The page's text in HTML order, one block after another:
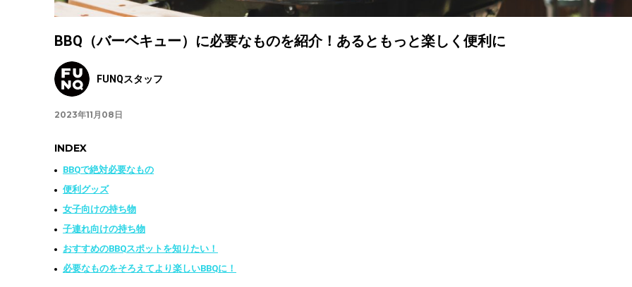
BBQ（バーベキュー）に必要なものを紹介！あるともっと楽しく便利に
FUNQスタッフ
2023年11月08日
INDEX
BBQで絶対必要なもの
便利グッズ
女子向けの持ち物
子連れ向けの持ち物
おすすめのBBQスポットを知りたい！
必要なものをそろえてより楽しいBBQに！